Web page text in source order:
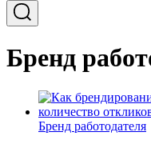
Бренд
Бренд работодателя